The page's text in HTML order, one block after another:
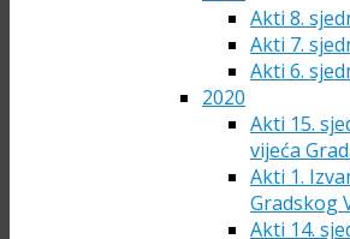
Akti 8.
Akti 7.
Akti 6.
2020
Akti 15.
vijeća
Akti 1.
Gradskog
Akti 14.